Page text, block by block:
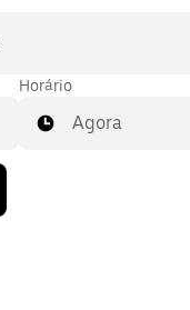
Horário
Agora